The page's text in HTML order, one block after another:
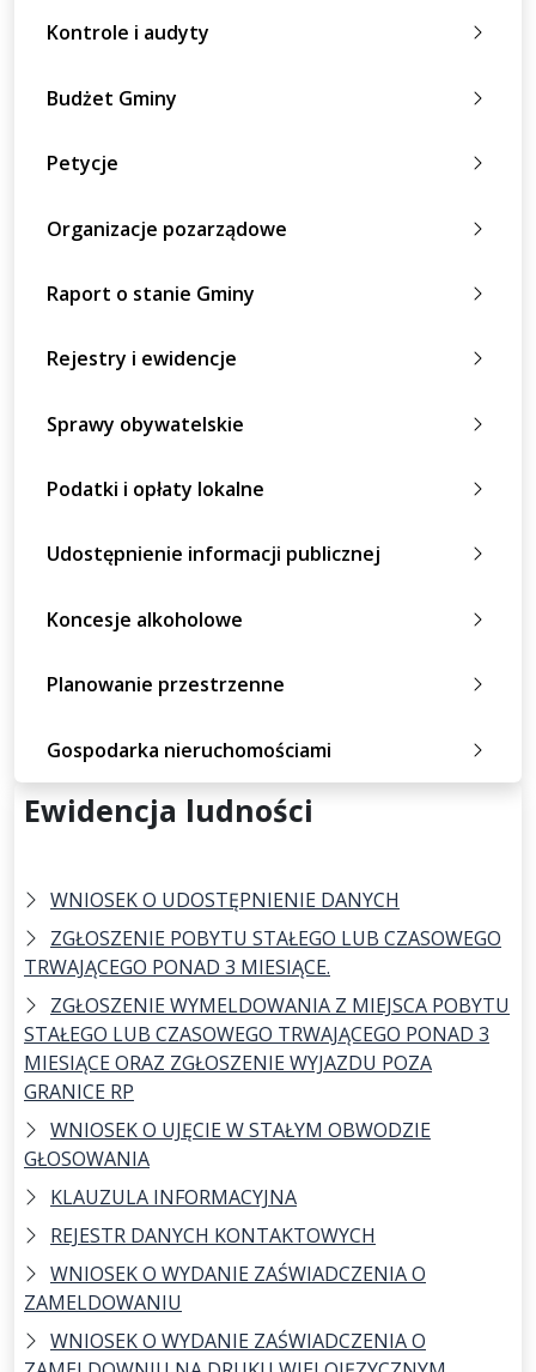
Kontrole i audyty
Budżet Gminy
Petycje
Organizacje pozarządowe
Raport o stanie Gminy
Rejestry i ewidencje
Sprawy obywatelskie
Podatki i opłaty lokalne
Udostępnienie informacji publicznej
Koncesje alkoholowe
Planowanie przestrzenne
Gospodarka nieruchomościami
Ewidencja ludności
WNIOSEK O UDOSTĘPNIENIE DANYCH
ZGŁOSZENIE POBYTU STAŁEGO LUB CZASOWEGO
TRWAJĄCEGO PONAD 3 MIESIĄCE.
ZGŁOSZENIE WYMELDOWANIA Z MIEJSCA POBYTU
STAŁEGO LUB CZASOWEGO TRWAJĄCEGO PONAD 3
MIESIĄCE ORAZ ZGŁOSZENIE WYJAZDU POZA
GRANICE RP
WNIOSEK O UJĘCIE W STAŁYM OBWODZIE
GŁOSOWANIA
KLAUZULA INFORMACYJNA
REJESTR DANYCH KONTAKTOWYCH
WNIOSEK O WYDANIE ZAŚWIADCZENIA O
ZAMELDOWANIU
WNIOSEK O WYDANIE ZAŚWIADCZENIA O